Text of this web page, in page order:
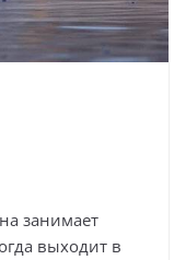
занимает
выходит в